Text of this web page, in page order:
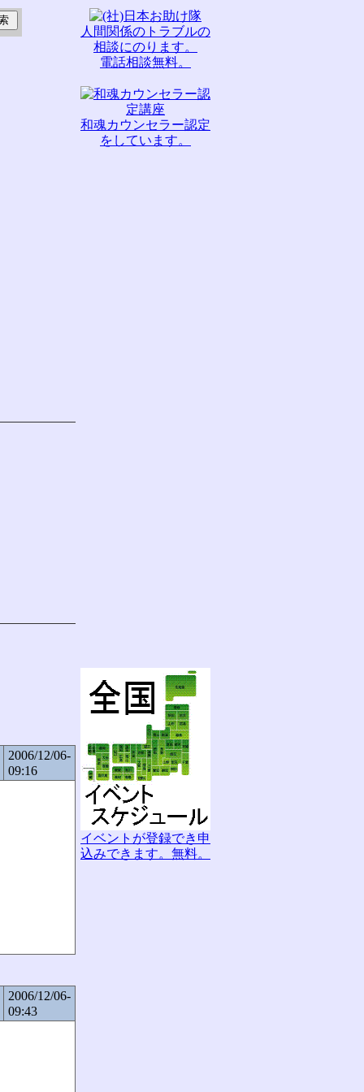
2006/12/06-
09:16
2006/12/06-
09:43
人間関係のトラブルの
相談にのります。
電話相談無料。
和魂カウンセラー認定
をしています。
イベントが登録でき申
込みできます。無料。